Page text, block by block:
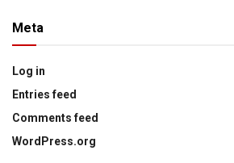
Meta
Log in
Entries feed
Comments feed
WordPress.org